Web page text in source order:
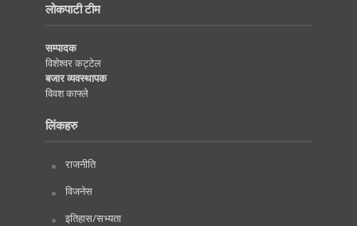
लोकपाटी टीम
सम्पादक
विशेश्वर कट्टेल
बजार व्यवस्थापक
विवश काफ्ले
लिंकहरु
राजनीति
विजनेस
इतिहास/सभ्यता